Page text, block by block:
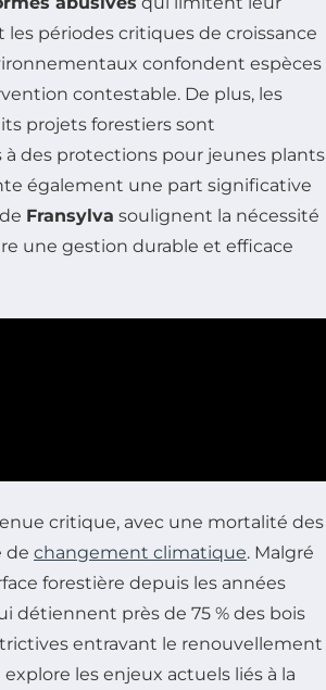
périodes critiques de croissance
confondent espèces
contestable. De plus, les
projets forestiers sont
des protections pour jeunes plants
également une part significative
Fransylva soulignent la nécessité
une gestion durable et efficace
critique, avec une mortalité des
de changement climatique. Malgré
forestière depuis les années
détiennent près de 75 % des bois
entravant le renouvellement
les enjeux actuels liés à la